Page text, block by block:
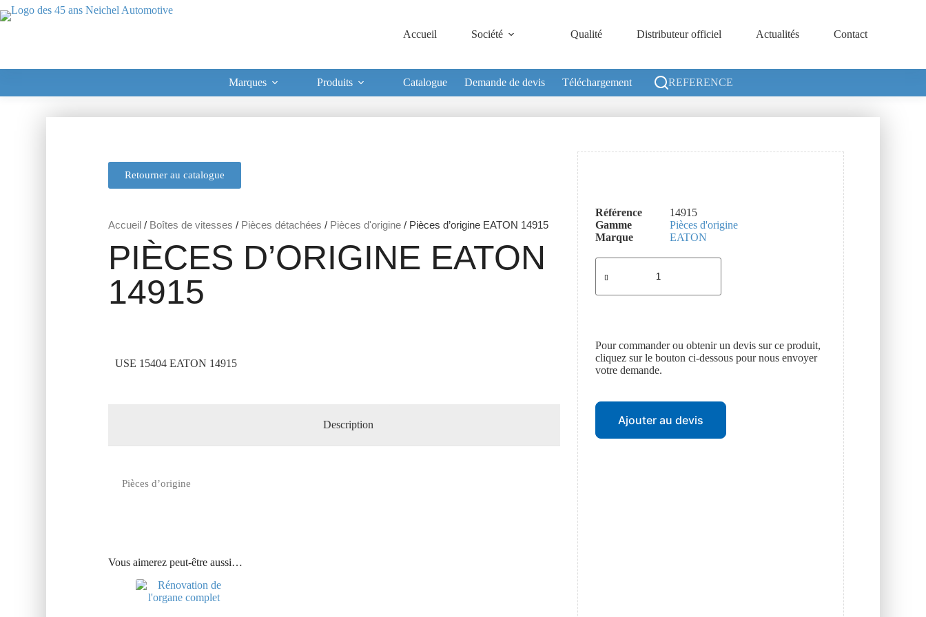
Accueil Société Qualité Distributeur officiel Actualités Contact
Marques Produits Catalogue Demande de devis Téléchargement REFERENCE
Retourner au catalogue
Accueil / Boîtes de vitesses / Pièces détachées / Pièces d'origine / Pièces d’origine EATON 14915
PIÈCES D’ORIGINE EATON
14915
USE 15404 EATON 14915
Description
Pièces d’origine
Vous aimerez peut-être aussi…
Référence
14915
Gamme
Pièces d'origine
Marque
EATON
Pour commander ou obtenir un devis sur ce produit,
cliquez sur le bouton ci-dessous pour nous envoyer
votre demande.
Ajouter au devis